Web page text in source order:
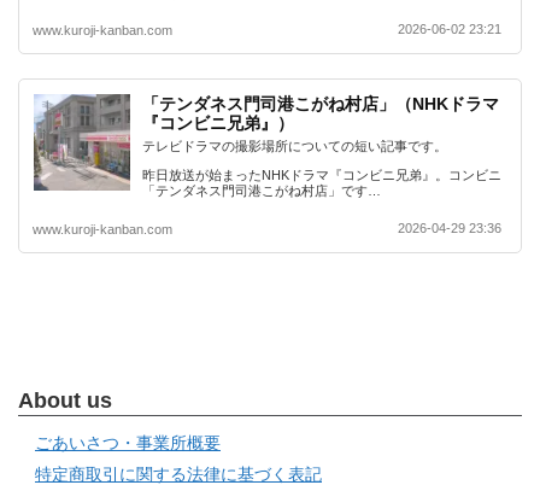
www.kuroji-kanban.com 2026-06-02 23:21
「テンダネス門司港こがね村店」（NHKドラマ
『コンビニ兄弟』）
テレビドラマの撮影場所についての短い記事です。
昨日放送が始まったNHKドラマ『コンビニ兄弟』。コンビニ
「テンダネス門司港こがね村店」です…
www.kuroji-kanban.com 2026-04-29 23:36
About us
ごあいさつ・事業所概要
特定商取引に関する法律に基づく表記